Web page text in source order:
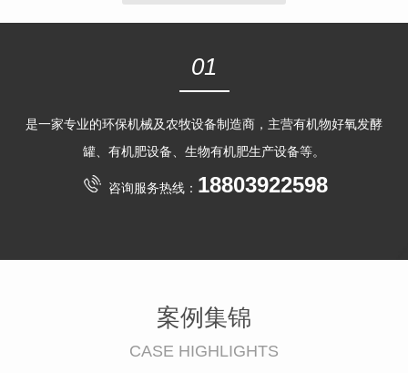
01
是一家专业的环保机械及农牧设备制造商，主营有机物好氧发酵
罐、有机肥设备、生物有机肥生产设备等。
咨询服务热线： 18803922598
案例集锦
CASE HIGHLIGHTS